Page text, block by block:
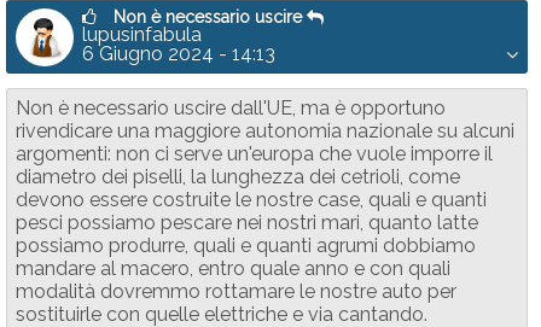
Non è necessario uscire
lupusinfabula
6 Giugno 2024 - 14:13
Non è necessario uscire dall'UE, ma è opportuno
rivendicare una maggiore autonomia nazionale su alcuni
argomenti: non ci serve un'europa che vuole imporre il
diametro dei piselli, la lunghezza dei cetrioli, come
devono essere costruite le nostre case, quali e quanti
pesci possiamo pescare nei nostri mari, quanto latte
possiamo produrre, quali e quanti agrumi dobbiamo
mandare al macero, entro quale anno e con quali
modalità dovremmo rottamare le nostre auto per
sostituirle con quelle elettriche e via cantando.